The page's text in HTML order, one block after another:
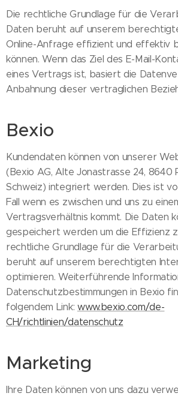
Die rechtliche Grundlage für die
Daten beruht auf unserem
Online-Anfrage effizient und effektiv
können. Wenn das Ziel des E-Mail-
eines Vertrags ist, basiert die
Anbahnung dieser vertraglichen
Bexio
Kundendaten können von unserer
(Bexio AG, Alte Jonastrasse 24, 8640
Schweiz) integriert werden. Dies ist
Fall wenn es zwischen und uns zu
Vertragsverhältnis kommt. Die Daten
gespeichert werden um die Effizienz
rechtliche Grundlage für die
beruht auf unserem berechtigten
optimieren. Weiterführende
Datenschutzbestimmungen in Bexio
folgendem Link: www.bexio.com/de-
CH/richtlinien/datenschutz
Marketing
Ihre Daten können von uns dazu